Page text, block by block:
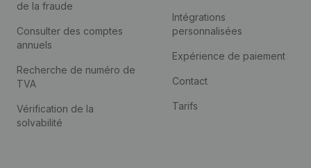
de la fraude
Consulter des comptes
annuels
Recherche de numéro de
TVA
Vérification de la
solvabilité
Intégrations
personnalisées
Expérience de paiement
Contact
Tarifs